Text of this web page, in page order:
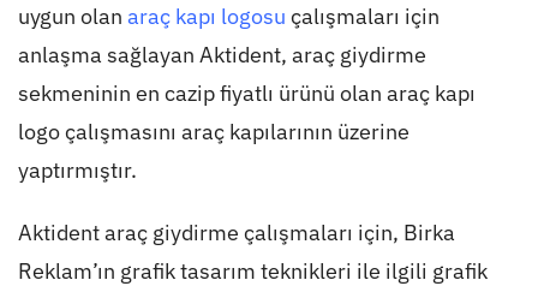
uygun olan araç kapı logosu çalışmaları için
anlaşma sağlayan Aktident, araç giydirme
sekmeninin en cazip fiyatlı ürünü olan araç kapı
logo çalışmasını araç kapılarının üzerine
yaptırmıştır.
Aktident araç giydirme çalışmaları için, Birka
Reklam’ın grafik tasarım teknikleri ile ilgili grafik